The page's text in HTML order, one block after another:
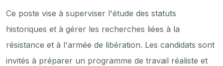
Ce poste vise à superviser l'étude des statuts
historiques et à gérer les recherches liées à la
résistance et à l'armée de libération. Les candidats sont
invités à préparer un programme de travail réaliste et